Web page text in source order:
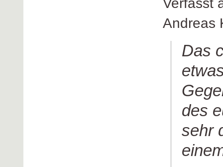
Verfasst
Andreas
Das
des
sehr